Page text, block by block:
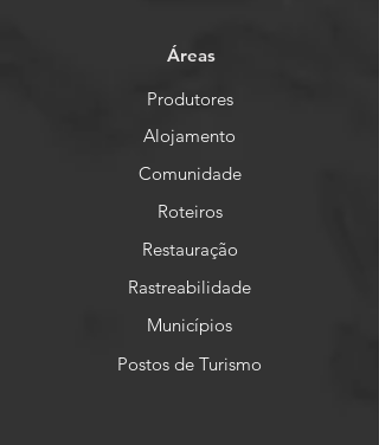
Áreas
Produtores
Alojamento
Comunidade
Roteiros
Restauração
Rastreabilidade
Municípios
Postos de Turismo